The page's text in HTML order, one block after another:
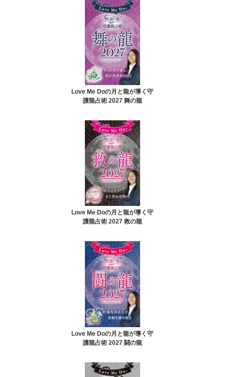
Love Me Doの月と龍が導く守
護龍占術 2027 舞の龍
Love Me Doの月と龍が導く守
護龍占術 2027 救の龍
Love Me Doの月と龍が導く守
護龍占術 2027 闘の龍